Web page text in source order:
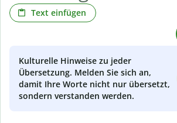
Text einfügen
Kulturelle Hinweise zu jeder
Übersetzung. Melden Sie sich an,
damit Ihre Worte nicht nur übersetzt,
sondern verstanden werden.